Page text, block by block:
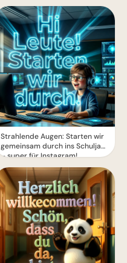
Strahlende Augen: Starten wir
gemeinsam durch ins Schuljahr
– super für Instagram!